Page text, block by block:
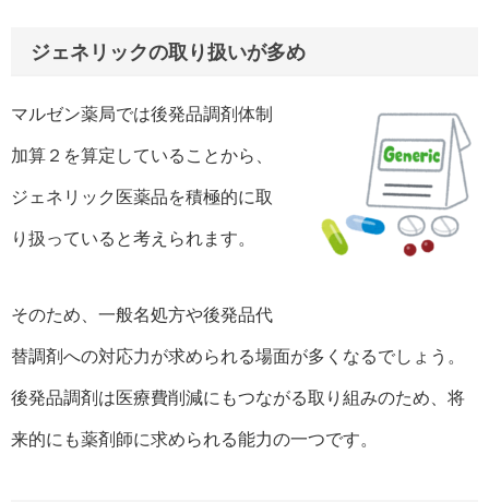
ジェネリックの取り扱いが多め
マルゼン薬局では後発品調剤体制
加算２を算定していることから、
ジェネリック医薬品を積極的に取
り扱っていると考えられます。
そのため、一般名処方や後発品代
替調剤への対応力が求められる場面が多くなるでしょう。
後発品調剤は医療費削減にもつながる取り組みのため、将
来的にも薬剤師に求められる能力の一つです。